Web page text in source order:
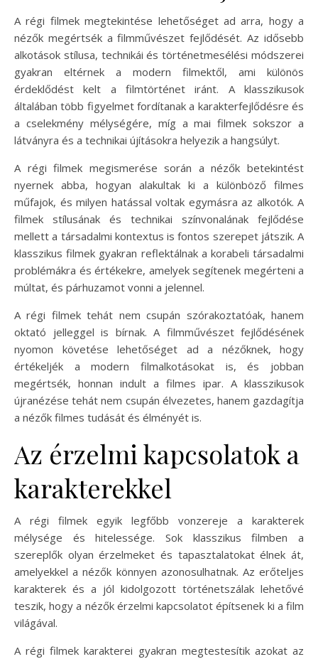
A régi filmek megtekintése lehetőséget ad arra, hogy a
nézők megértsék a filmművészet fejlődését. Az idősebb
alkotások stílusa, technikái és történetmesélési módszerei
gyakran eltérnek a modern filmektől, ami különös
érdeklődést kelt a filmtörténet iránt. A klasszikusok
általában több figyelmet fordítanak a karakterfejlődésre és
a cselekmény mélységére, míg a mai filmek sokszor a
látványra és a technikai újításokra helyezik a hangsúlyt.
A régi filmek megismerése során a nézők betekintést
nyernek abba, hogyan alakultak ki a különböző filmes
műfajok, és milyen hatással voltak egymásra az alkotók. A
filmek stílusának és technikai színvonalának fejlődése
mellett a társadalmi kontextus is fontos szerepet játszik. A
klasszikus filmek gyakran reflektálnak a korabeli társadalmi
problémákra és értékekre, amelyek segítenek megérteni a
múltat, és párhuzamot vonni a jelennel.
A régi filmek tehát nem csupán szórakoztatóak, hanem
oktató jelleggel is bírnak. A filmművészet fejlődésének
nyomon követése lehetőséget ad a nézőknek, hogy
értékeljék a modern filmalkotásokat is, és jobban
megértsék, honnan indult a filmes ipar. A klasszikusok
újranézése tehát nem csupán élvezetes, hanem gazdagítja
a nézők filmes tudását és élményét is.
Az érzelmi kapcsolatok a
karakterekkel
A régi filmek egyik legfőbb vonzereje a karakterek
mélysége és hitelessége. Sok klasszikus filmben a
szereplők olyan érzelmeket és tapasztalatokat élnek át,
amelyekkel a nézők könnyen azonosulhatnak. Az erőteljes
karakterek és a jól kidolgozott történetszálak lehetővé
teszik, hogy a nézők érzelmi kapcsolatot építsenek ki a film
világával.
A régi filmek karakterei gyakran megtestesítik azokat az